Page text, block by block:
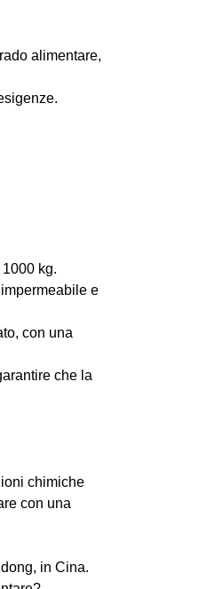
alimentare,
kg.
e
con una
che la
chimiche
con una
in Cina.